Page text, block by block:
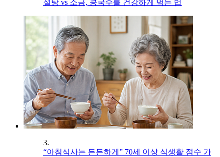
설탕 vs 소금, 콩국수를 건강하게 먹는 법
3.
“아침식사는 든든하게” 70세 이상 식생활 점수 가